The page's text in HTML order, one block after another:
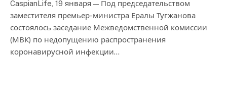
CaspianLife, 19 января — Под председательством
заместителя премьер-министра Ералы Тугжанова
состоялось заседание Межведомственной комиссии
(МВК) по недопущению распространения
коронавирусной инфекции…